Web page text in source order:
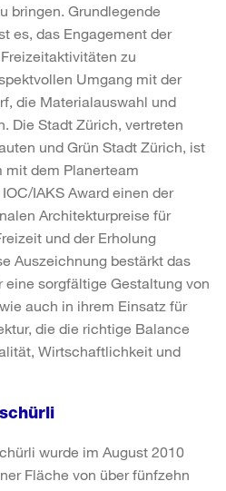
bringen. Grundlegende
es, das Engagement der
zu
Umgang mit der
die Materialauswahl und
Die Stadt Zürich, vertreten
und Grün Stadt Zürich, ist
mit dem Planerteam
IAKS Award einen der
Architekturpreise für
und der Erholung
Auszeichnung bestärkt das
eine sorgfältige Gestaltung von
auch in ihrem Einsatz für
die die richtige Balance
Wirtschaftlichkeit und
wurde im August 2010
Fläche von über fünfzehn